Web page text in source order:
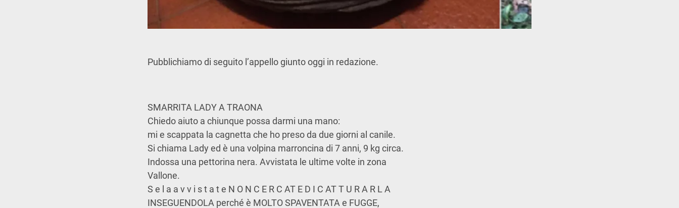
Pubblichiamo di seguito l’appello giunto oggi in redazione.
SMARRITA LADY A TRAONA
Chiedo aiuto a chiunque possa darmi una mano:
mi e scappata la cagnetta che ho preso da due giorni al canile.
Si chiama Lady ed è una volpina marroncina di 7 anni, 9 kg circa.
Indossa una pettorina nera. Avvistata le ultime volte in zona
Vallone.
S e
l a a v v i s t a t e N O N C E R C AT E D I C AT T U R A R L A
INSEGUENDOLA perché è MOLTOSPAVENTATAe FUGGE,